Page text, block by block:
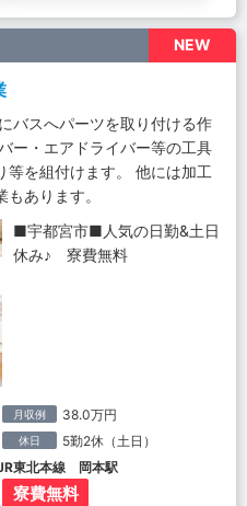
NEW
バスへパーツを取り付ける作
ー・エアドライバー等の工具
等を組付けます。 他には加工
あります。
■宇都宮市■人気の日勤&土日
休み♪ 寮費無料
月収例 38.0万円
休日 5勤2休（土日）
東北本線 岡本駅
寮費無料